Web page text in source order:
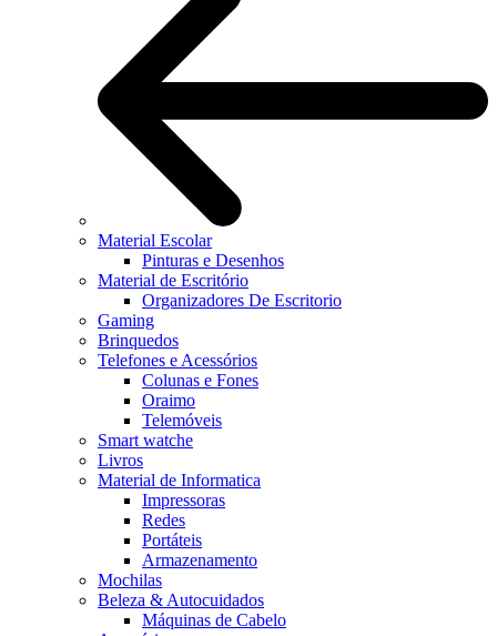
Material Escolar
Pinturas e Desenhos
Material de Escritório
Organizadores De Escritorio
Gaming
Brinquedos
Telefones e Acessórios
Colunas e Fones
Oraimo
Telemóveis
Smart watche
Livros
Material de Informatica
Impressoras
Redes
Portáteis
Armazenamento
Mochilas
Beleza & Autocuidados
Máquinas de Cabelo